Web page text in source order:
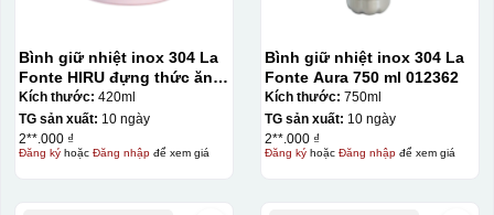
Hộp xi ly sứ
Bình giữ nhiệt inox 304 La
Fonte HIRU đựng thức ăn
420 ml – 012348
Kích thước: 420ml
TG sản xuất: 10 ngày
2**.000 ₫
Đăng kýhoặc Đăng nhậpđể xem giá
Bình giữ nhiệt inox 304 La
Fonte Aura 750 ml 012362
Kích thước: 750ml
TG sản xuất: 10 ngày
2**.000 ₫
Đăng kýhoặc Đăng nhậpđể xem giá